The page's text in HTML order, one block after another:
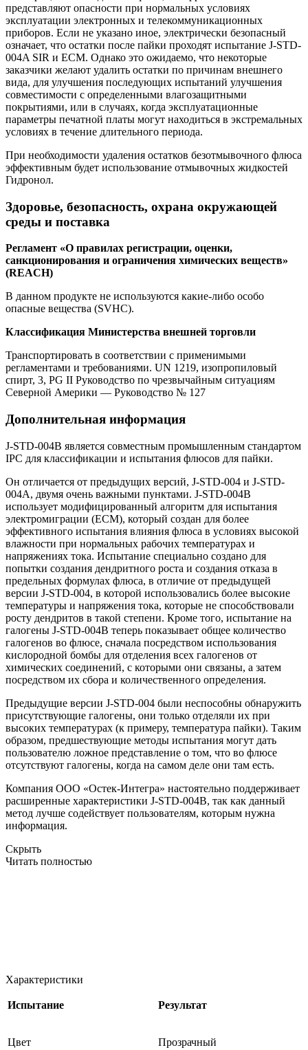
представляют опасности при нормальных условиях
эксплуатации электронных и телекоммуникационных
приборов. Если не указано иное, электрически безопасный
означает, что остатки после пайки проходят испытание J-STD-
004A SIR и ECM. Однако это ожидаемо, что некоторые
заказчики желают удалить остатки по причинам внешнего
вида, для улучшения последующих испытаний улучшения
совместимости с определенными влагозащитными
покрытиями, или в случаях, когда эксплуатационные
параметры печатной платы могут находиться в экстремальных
условиях в течение длительного периода.
При необходимости удаления остатков безотмывочного флюса
эффективным будет использование отмывочных жидкостей
Гидронол.
Здоровье, безопасность, охрана окружающей
среды и поставка
Регламент «О правилах регистрации, оценки,
санкционирования и ограничения химических веществ»
(REACH)
В данном продукте не используются какие-либо особо
опасные вещества (SVHC).
Классификация Министерства внешней торговли
Транспортировать в соответствии с применимыми
регламентами и требованиями. UN 1219, изопропиловый
спирт, 3, PG II Руководство по чрезвычайным ситуациям
Северной Америки — Руководство № 127
Дополнительная информация
J-STD-004B является совместным промышленным стандартом
IPC для классификации и испытания флюсов для пайки.
Он отличается от предыдущих версий, J-STD-004 и J-STD-
004A, двумя очень важными пунктами. J-STD-004B
использует модифицированный алгоритм для испытания
электромиграции (ECM), который создан для более
эффективного испытания влияния флюса в условиях высокой
влажности при нормальных рабочих температурах и
напряжениях тока. Испытание специально создано для
попытки создания дендритного роста и создания отказа в
предельных формулах флюса, в отличие от предыдущей
версии J-STD-004, в которой использовались более высокие
температуры и напряжения тока, которые не способствовали
росту дендритов в такой степени. Кроме того, испытание на
галогены J-STD-004B теперь показывает общее количество
галогенов во флюсе, сначала посредством использования
кислородной бомбы для отделения всех галогенов от
химических соединений, с которыми они связаны, а затем
посредством их сбора и количественного определения.
Предыдущие версии J-STD-004 были неспособны обнаружить
присутствующие галогены, они только отделяли их при
высоких температурах (к примеру, температура пайки). Таким
образом, предшествующие методы испытания могут дать
пользователю ложное представление о том, что во флюсе
отсутствуют галогены, когда на самом деле они там есть.
Компания ООО «Остек-Интегра» настоятельно поддерживает
расширенные характеристики J-STD-004B, так как данный
метод лучше содействует пользователям, которым нужна
информация.
Скрыть
Читать полностью
Характеристики
Испытание Результат
Цвет Прозрачный